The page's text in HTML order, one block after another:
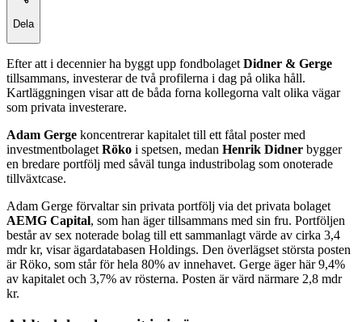
Dela
Efter att i decennier ha byggt upp fondbolaget Didner & Gerge
tillsammans, investerar de två profilerna i dag på olika håll.
Kartläggningen visar att de båda forna kollegorna valt olika vägar
som privata investerare.
Adam Gerge koncentrerar kapitalet till ett fåtal poster med
investmentbolaget Röko i spetsen, medan Henrik Didner bygger
en bredare portfölj med såväl tunga industribolag som onoterade
tillväxtcase.
Adam Gerge förvaltar sin privata portfölj via det privata bolaget
AEMG Capital, som han äger tillsammans med sin fru. Portföljen
består av sex noterade bolag till ett sammanlagt värde av cirka 3,4
mdr kr, visar ägardatabasen Holdings. Den överlägset största posten
är Röko, som står för hela 80% av innehavet. Gerge äger här 9,4%
av kapitalet och 3,7% av rösterna. Posten är värd närmare 2,8 mdr
kr.